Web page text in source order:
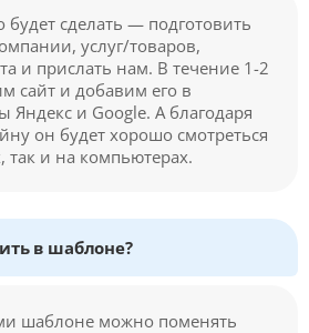
сделать — подготовить
услуг/товаров,
и прислать нам. В течение 1-2
сайт и добавим его в
Яндекс и Google. А благодаря
он будет хорошо смотреться
так и на компьютерах.
в шаблоне?
шаблоне можно поменять